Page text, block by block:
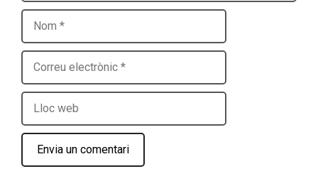
Nom
Correu
electrònic
Lloc
web